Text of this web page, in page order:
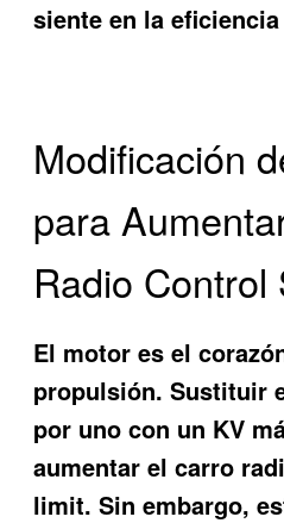
siente en la
Modificación
para
Radio
El motor es el
propulsión. Sustituir
por uno con un KV
aumentar el carro
limit. Sin embargo,